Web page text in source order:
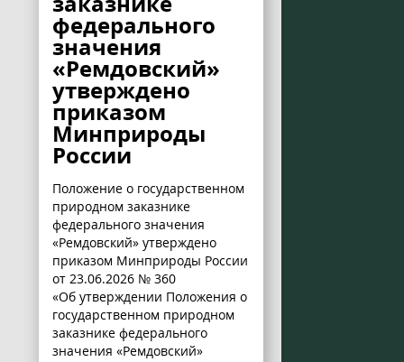
федерального
значения
«Ремдовский»
утверждено
приказом
Минприроды
России
Положение о государственном
природном заказнике
федерального значения
«Ремдовский» утверждено
приказом Минприроды России
от 23.06.2026 № 360
«Об утверждении Положения о
государственном природном
заказнике федерального
значения «Ремдовский»